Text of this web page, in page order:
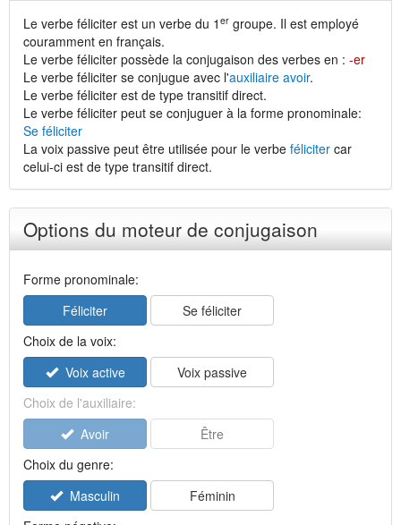
Le verbe féliciter est un verbe du 1 er groupe. Il est employé
couramment en français.
Le verbe féliciter possède la conjugaison des verbes en : -er
Le verbe féliciter se conjugue avec l'auxiliaire avoir.
Le verbe féliciter est de type transitif direct.
Le verbe féliciter peut se conjuguer à la forme pronominale:
Se féliciter
La voix passive peut être utilisée pour le verbe féliciter car
celui-ci est de type transitif direct.
Options du moteur de conjugaison
Forme pronominale:
Féliciter
Se féliciter
Choix de la voix:
Voix active
Voix passive
Choix de l'auxiliaire:
Avoir
Être
Choix du genre:
Masculin
Féminin